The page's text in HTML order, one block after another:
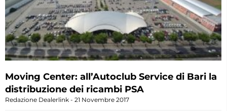
Moving Center: all’Autoclub Service di Bari la
distribuzione dei ricambi PSA
Redazione Dealerlink 21 Novembre 2017